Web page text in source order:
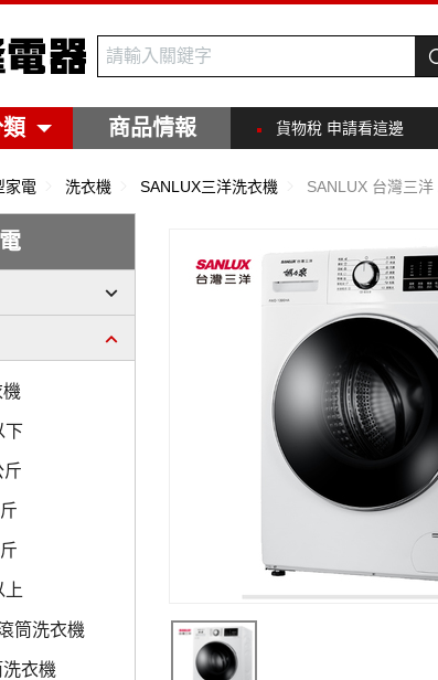
東隆電器
商品情報 貨物稅 申請看這邊
家電 洗衣機 SANLUX三洋洗衣機 SANLUX 台灣三
下
斤
上
筒洗衣機
衣機